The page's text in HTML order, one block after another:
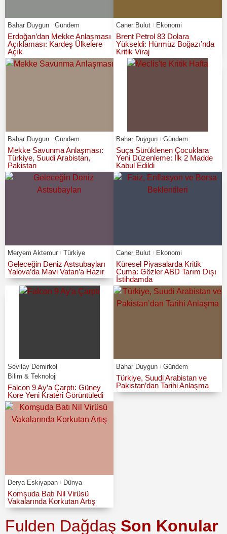
Bahar Duygun Gündem
Erdoğan’dan Mekke Anlaşması
Açıklaması: Kardeş Ülkelere
Açık
Caner Bulut Ekonomi
Brent Petrol 83 Dolara
Yükseldi: Hürmüz Boğazı’nda
Kritik Viraj
Bahar Duygun Gündem
Mekke Savunma Anlaşması:
Türkiye, Suudi Arabistan,
Pakistan
Bahar Duygun Gündem
Suça Sürüklenen Çocuklara
Yeni Düzenleme: İlk 2 Madde
Kabul Edildi
Meryem Aktemur Türkiye
Geleceğin Deniz Astsubayları
Yalova’da Mavi Vatan’a Hazır
Caner Bulut Ekonomi
Küresel Piyasalarda Kritik
Cuma: Gözler ABD Tarım Dışı
İstihdamda
Sevilay Demirkol
Bilim & Teknoloji
Falcon 9 Ay’a Çarptı: Güney
Kore Yeni Krateri Görüntüledi
Bahar Duygun Gündem
Türkiye, Suudi Arabistan ve
Pakistan’dan Tarihi Anlaşma
Derya Eskiyapan Dünya
Komşuda Batı Nil Virüsü
Vakalarında Korkutan Artış
Fulden Dağdaş Son Konular